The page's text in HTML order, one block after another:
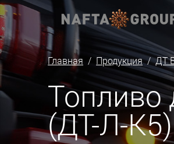
Главная / Продукция/ДТ
Топливо
(ДТ-Л-